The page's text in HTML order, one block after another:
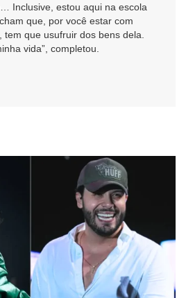
Inclusive, estou aqui na escola
que, por você estar com
tem que usufruir dos bens dela.
vida”, completou.